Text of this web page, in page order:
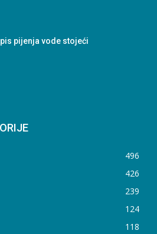
pijenja vode stojeći
496
426
239
124
118